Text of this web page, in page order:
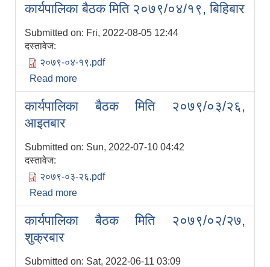
कार्यपालिका बैठक मिति २०७९/०४/१९, बिहिबार
Submitted on: Fri, 2022-08-05 12:44
दस्तावेज:
२०७९-०४-१९.pdf
Read more
बिहिबार
कार्यपालिका बैठक मिति २०७९/०३/२६,
आइतबार
Submitted on: Sun, 2022-07-10 04:42
दस्तावेज:
२०७९-०३-२६.pdf
Read more
आइतबार
कार्यपालिका बैठक मिति २०७९/०२/२७,
शुक्रबार
Submitted on: Sat, 2022-06-11 03:09